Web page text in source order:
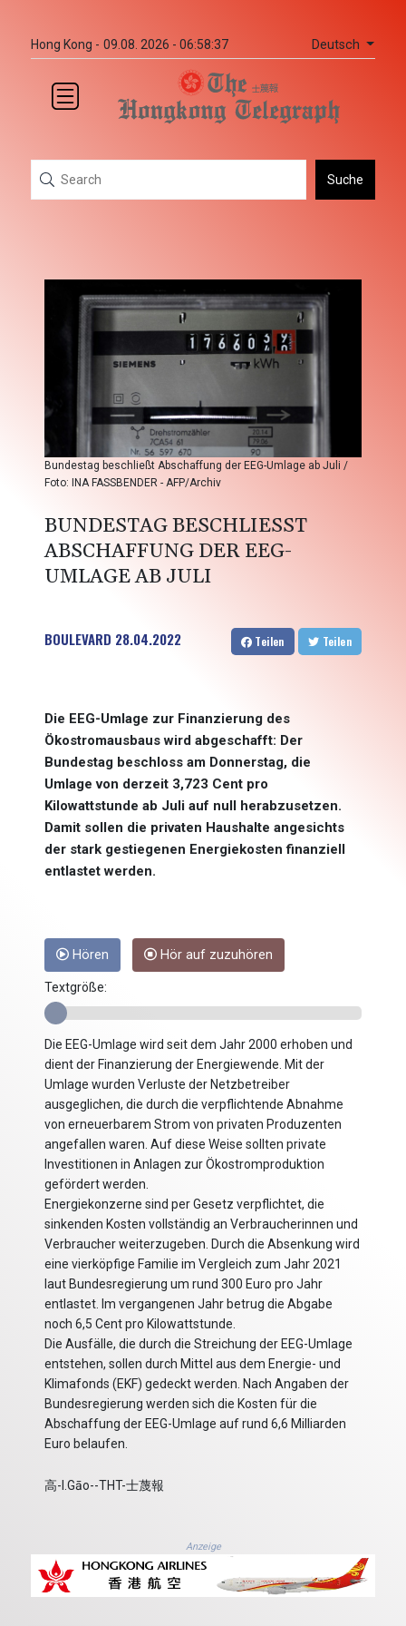
Hong Kong - 09.08. 2026 - 06:58:37 Deutsch
Suche
Bundestag beschließt Abschaffung der EEG-Umlage ab Juli /
Foto: INA FASSBENDER - AFP/Archiv
BUNDESTAG BESCHLIESST A
BSCHAFFUNG DER EEG-U
MLAGE AB JULI
BOULEVARD 28.04.2022 Teilen Teilen
Die EEG-Umlage zur Finanzierung des
Ökostromausbaus wird abgeschafft: Der
Bundestag beschloss am Donnerstag, die
Umlage von derzeit 3,723 Cent pro
Kilowattstunde ab Juli auf null herabzusetzen.
Damit sollen die privaten Haushalte angesichts
der stark gestiegenen Energiekosten finanziell
entlastet werden.
Hören Hör auf zuzuhören
Textgröße:
Die EEG-Umlage wird seit dem Jahr 2000 erhoben und
dient der Finanzierung der Energiewende. Mit der
Umlage wurden Verluste der Netzbetreiber
ausgeglichen, die durch die verpflichtende Abnahme
von erneuerbarem Strom von privaten Produzenten
angefallen waren. Auf diese Weise sollten private
Investitionen in Anlagen zur Ökostromproduktion
gefördert werden.
Energiekonzerne sind per Gesetz verpflichtet, die
sinkenden Kosten vollständig an Verbraucherinnen und
Verbraucher weiterzugeben. Durch die Absenkung wird
eine vierköpfige Familie im Vergleich zum Jahr 2021
laut Bundesregierung um rund 300 Euro pro Jahr
entlastet. Im vergangenen Jahr betrug die Abgabe
noch 6,5 Cent pro Kilowattstunde.
Die Ausfälle, die durch die Streichung der EEG-Umlage
entstehen, sollen durch Mittel aus dem Energie- und
Klimafonds (EKF) gedeckt werden. Nach Angaben der
Bundesregierung werden sich die Kosten für die
Abschaffung der EEG-Umlage auf rund 6,6 Milliarden
Euro belaufen.
高-I.Gāo--THT-士蔑報
Anzeige